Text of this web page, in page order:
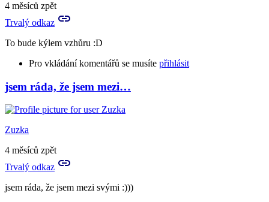
4 měsíců zpět
Trvalý odkaz
To bude kýlem vzhůru :D
Pro vkládání komentářů se musíte přihlásit
jsem ráda, že jsem mezi…
Zuzka
4 měsíců zpět
Trvalý odkaz
jsem ráda, že jsem mezi svými :)))